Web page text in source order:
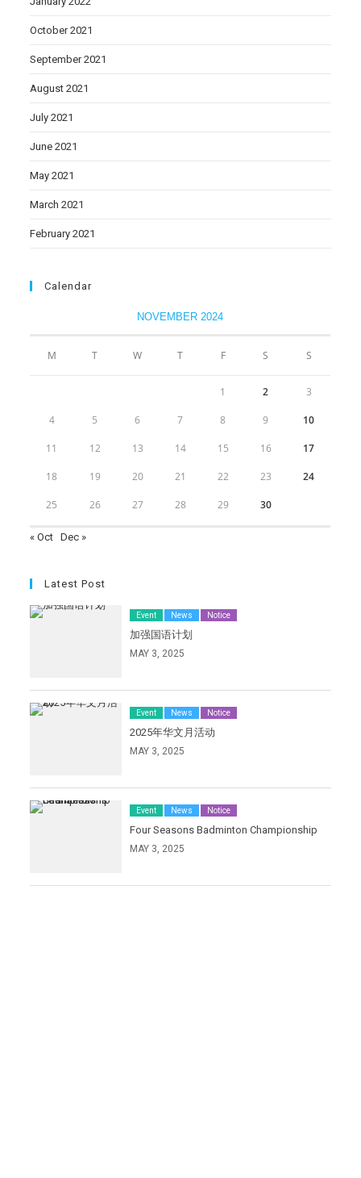
October 2021
September 2021
August 2021
July 2021
June 2021
May 2021
March 2021
February 2021
Calendar
NOVEMBER 2024
M T W T F S S
1 2 3
4 5 6 7 8 9 10
11 12 13 14 15 16 17
18 19 20 21 22 23 24
25 26 27 28 29 30
« Oct Dec »
Latest Post
Event News Notice
加强国语计划
MAY 3, 2025
Event News Notice
2025年华文月活动
MAY 3, 2025
Event News Notice
Four Seasons Badminton Championship
MAY 3, 2025